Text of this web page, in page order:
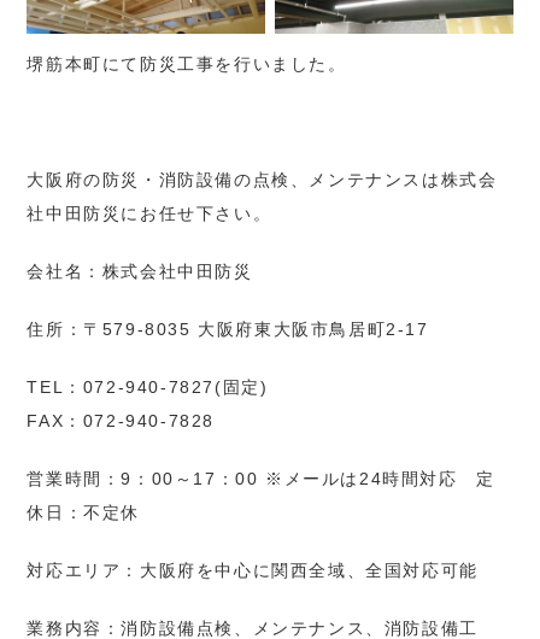
堺筋本町にて防災工事を行いました。
大阪府の防災・消防設備の点検、メンテナンスは株式会
社中田防災にお任せ下さい。
会社名：株式会社中田防災
住所：〒579-8035 大阪府東大阪市鳥居町2-17
TEL：072-940-7827(固定)
FAX：072-940-7828
営業時間：9：00～17：00 ※メールは24時間対応 定
休日：不定休
対応エリア：大阪府を中心に関西全域、全国対応可能
業務内容：消防設備点検、メンテナンス、消防設備工